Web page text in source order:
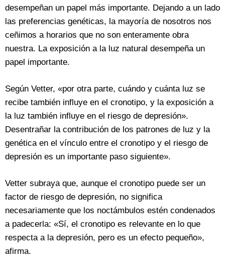
desempeñan un papel más importante. Dejando a un lado
las preferencias genéticas, la mayoría de nosotros nos
ceñimos a horarios que no son enteramente obra
nuestra. La exposición a la luz natural desempeña un
papel importante.
Según Vetter, «por otra parte, cuándo y cuánta luz se
recibe también influye en el cronotipo, y la exposición a
la luz también influye en el riesgo de depresión».
Desentrañar la contribución de los patrones de luz y la
genética en el vínculo entre el cronotipo y el riesgo de
depresión es un importante paso siguiente».
Vetter subraya que, aunque el cronotipo puede ser un
factor de riesgo de depresión, no significa
necesariamente que los noctámbulos estén condenados
a padecerla: «Sí, el cronotipo es relevante en lo que
respecta a la depresión, pero es un efecto pequeño»,
afirma.